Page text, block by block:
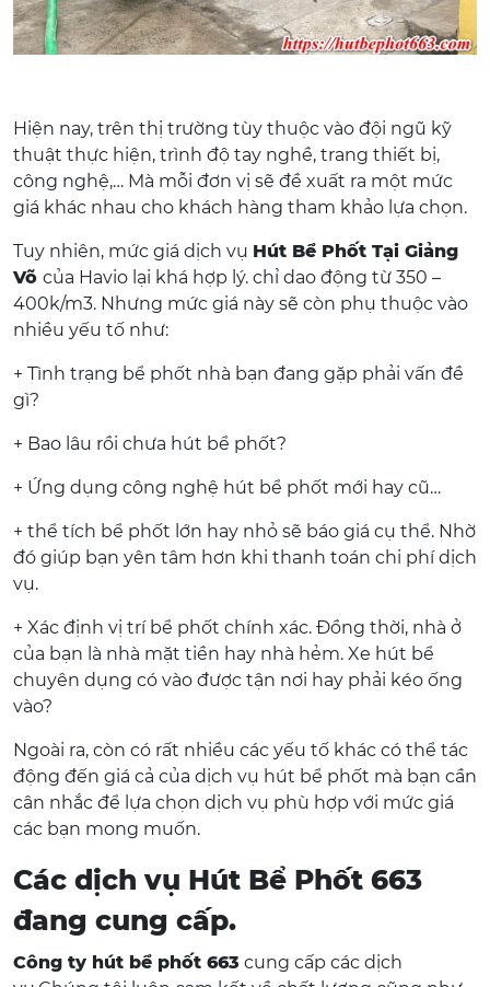
Hiện nay, trên thị trường tùy thuộc vào đội ngũ kỹ
thuật thực hiện, trình độ tay nghề, trang thiết bị,
công nghệ,… Mà mỗi đơn vị sẽ đề xuất ra một mức
giá khác nhau cho khách hàng tham khảo lựa chọn.
Tuy nhiên, mức giá dịch vụ Hút Bể Phốt Tại Giảng
Võ của Havio lại khá hợp lý. chỉ dao động từ 350 –
400k/m3. Nhưng mức giá này sẽ còn phụ thuộc vào
nhiều yếu tố như:
+ Tình trạng bể phốt nhà bạn đang gặp phải vấn đề
gì?
+ Bao lâu rồi chưa hút bể phốt?
+ Ứng dụng công nghệ hút bể phốt mới hay cũ…
+ thể tích bể phốt lớn hay nhỏ sẽ báo giá cụ thể. Nhờ
đó giúp bạn yên tâm hơn khi thanh toán chi phí dịch
vụ.
+ Xác định vị trí bể phốt chính xác. Đồng thời, nhà ở
của bạn là nhà mặt tiền hay nhà hẻm. Xe hút bể
chuyên dụng có vào được tận nơi hay phải kéo ống
vào?
Ngoài ra, còn có rất nhiều các yếu tố khác có thể tác
động đến giá cả của dịch vụ hút bể phốt mà bạn cần
cân nhắc để lựa chọn dịch vụ phù hợp với mức giá
các bạn mong muốn.
Các dịch vụ Hút Bể Phốt 663
đang cung cấp.
Công ty hút bể phốt 663 cung cấp các dịch